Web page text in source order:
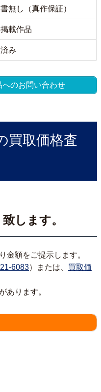
無し（真作保証）
載作品
み
のお問い合わせ
買取価格査
します。
金額をご提示します。
6083）または、 買取価
あります。